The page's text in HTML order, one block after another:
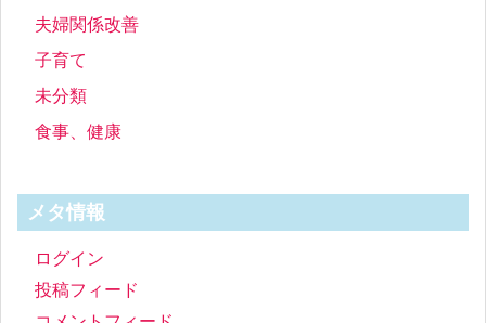
夫婦関係改善
子育て
未分類
食事、健康
メタ情報
ログイン
投稿フィード